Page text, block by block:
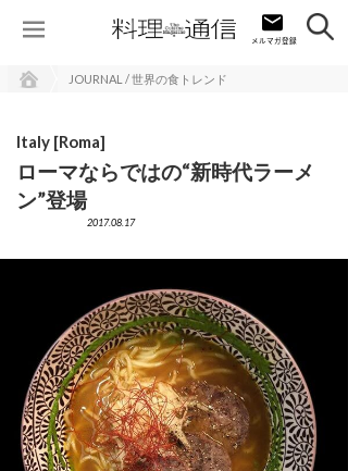
JOURNAL / 世界の食トレンド
Italy [Roma]
ローマならではの“新時代ラーメ
ン”登場
2017.08.17